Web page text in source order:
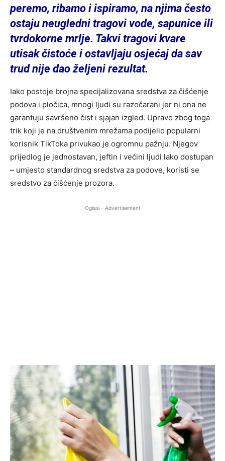
peremo, ribamo i ispiramo, na njima često
ostaju neugledni tragovi vode, sapunice ili
tvrdokorne mrlje. Takvi tragovi kvare
utisak čistoće i ostavljaju osjećaj da sav
trud nije dao željeni rezultat.
Iako postoje brojna specijalizovana sredstva za čišćenje
podova i pločica, mnogi ljudi su razočarani jer ni ona ne
garantuju savršeno čist i sjajan izgled. Upravo zbog toga
trik koji je na društvenim mrežama podijelio popularni
korisnik TikToka privukao je ogromnu pažnju. Njegov
prijedlog je jednostavan, jeftin i većini ljudi lako dostupan
– umjesto standardnog sredstva za podove, koristi se
sredstvo za čišćenje prozora.
Oglasi - Advertisement